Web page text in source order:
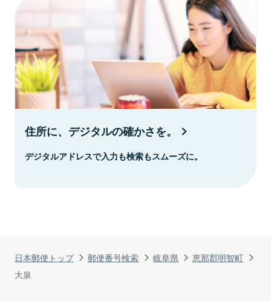
日本郵便トップ 郵便番号検索 岐阜県
恵那郡明智町
大泉
住所に、デジタルの確かさを。
デジタルアドレスで入力も検索もスムーズに。